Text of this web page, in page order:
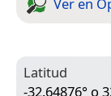
Ver en
Latitud
-32.64876° o